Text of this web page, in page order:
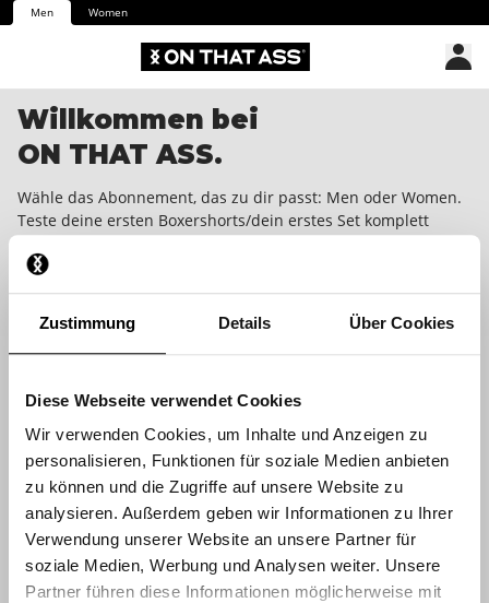
Zustimmung Details Über Cookies
Diese Webseite verwendet Cookies
Wir verwenden Cookies, um Inhalte und Anzeigen zu
personalisieren, Funktionen für soziale Medien anbieten
zu können und die Zugriffe auf unsere Website zu
analysieren. Außerdem geben wir Informationen zu Ihrer
Verwendung unserer Website an unsere Partner für
soziale Medien, Werbung und Analysen weiter. Unsere
Partner führen diese Informationen möglicherweise mit
Men Women
Willkommen bei
ON THAT ASS.
Wähle das Abonnement, das zu dir passt: Men oder Women.
Teste deine ersten Boxershorts/dein erstes Set komplett
Überraschung in deinen Briefkasten. Jederzeit mit einer
Kündigungsfrist von einem Monat kündbar. We dare you to
wear it!